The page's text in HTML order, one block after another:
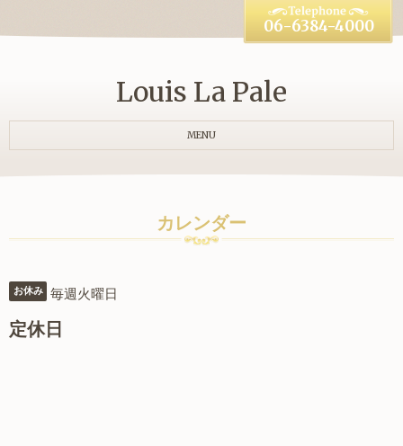
Louis La Pale
06-6384-4000
MENU
カレンダー
お休み 毎週火曜日
定休日